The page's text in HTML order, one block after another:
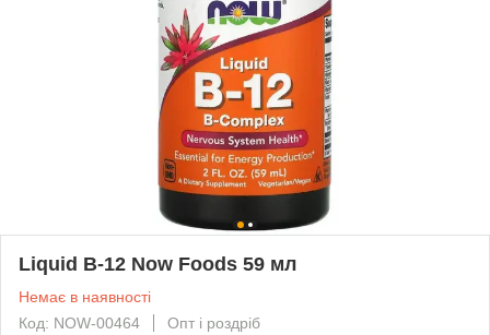
Liquid B-12 Now Foods 59 мл
Немає в наявності
Код: NOW-00464
Опт і роздріб